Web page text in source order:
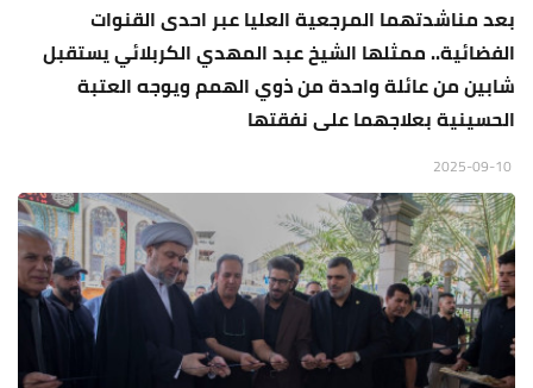
بعد مناشدتهما المرجعية العليا عبر احدى القنوات
الفضائية.. ممثلها الشيخ عبد المهدي الكربلائي يستقبل
شابين من عائلة واحدة من ذوي الهمم ويوجه العتبة
الحسينية بعلاجهما على نفقتها